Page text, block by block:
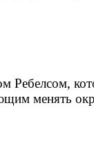
Ребелсом,
менять